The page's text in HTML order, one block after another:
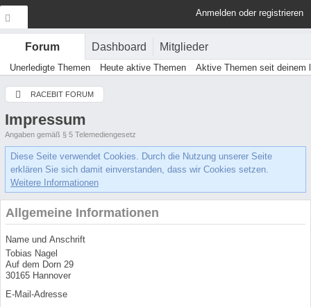
Anmelden oder registrieren
Forum Dashboard Mitglieder
Unerledigte Themen Heute aktive Themen Aktive Themen seit deinem
RACEBIT FORUM
Impressum
Angaben gemäß § 5 Telemediengesetz
Diese Seite verwendet Cookies. Durch die Nutzung unserer Seite
erklären Sie sich damit einverstanden, dass wir Cookies setzen.
Weitere Informationen
Allgemeine Informationen
Name und Anschrift
Tobias Nagel
Auf dem Dorn 29
30165 Hannover
E-Mail-Adresse